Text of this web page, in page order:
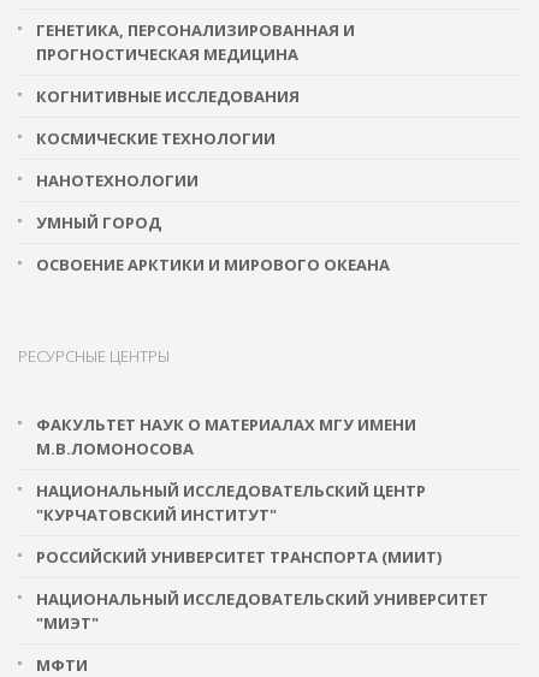
ГЕНЕТИКА, ПЕРСОНАЛИЗИРОВАННАЯ И
ПРОГНОСТИЧЕСКАЯ МЕДИЦИНА
КОГНИТИВНЫЕ ИССЛЕДОВАНИЯ
КОСМИЧЕСКИЕ ТЕХНОЛОГИИ
НАНОТЕХНОЛОГИИ
УМНЫЙ ГОРОД
ОСВОЕНИЕ АРКТИКИ И МИРОВОГО ОКЕАНА
РЕСУРСНЫЕ ЦЕНТРЫ
ФАКУЛЬТЕТ НАУК О МАТЕРИАЛАХ МГУ ИМЕНИ
М.В.ЛОМОНОСОВА
НАЦИОНАЛЬНЫЙ ИССЛЕДОВАТЕЛЬСКИЙ ЦЕНТР
"КУРЧАТОВСКИЙ ИНСТИТУТ"
РОССИЙСКИЙ УНИВЕРСИТЕТ ТРАНСПОРТА (МИИТ)
НАЦИОНАЛЬНЫЙ ИССЛЕДОВАТЕЛЬСКИЙ УНИВЕРСИТЕТ
"МИЭТ"
МФТИ